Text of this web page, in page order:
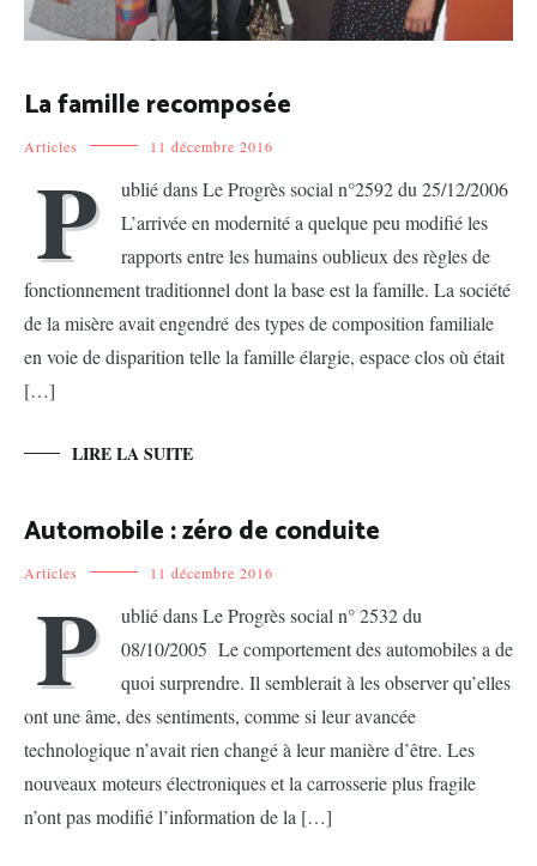
La famille recomposée
Articles 11 décembre 2016
P
ublié dans Le Progrès social n°2592 du 25/12/2006
L’arrivée en modernité a quelque peu modifié les
rapports entre les humains oublieux des règles de
fonctionnement traditionnel dont la base est la famille. La société
de la misère avait engendré des types de composition familiale
en voie de disparition telle la famille élargie, espace clos où était
[…]
LIRE LA SUITE
Automobile : zéro de conduite
Articles 11 décembre 2016
P
ublié dans Le Progrès social n° 2532 du
08/10/2005 Le comportement des automobiles a de
quoi surprendre. Il semblerait à les observer qu’elles
ont une âme, des sentiments, comme si leur avancée
technologique n’avait rien changé à leur manière d’être. Les
nouveaux moteurs électroniques et la carrosserie plus fragile
n’ont pas modifié l’information de la […]